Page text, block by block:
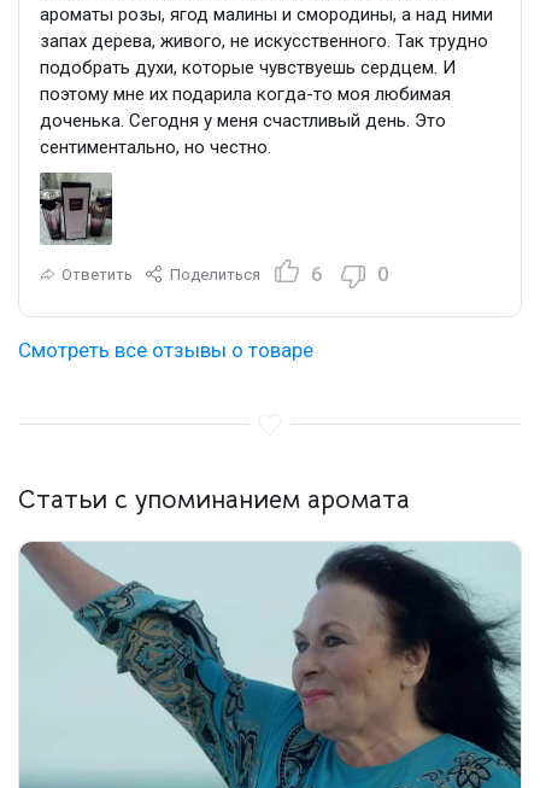
ароматы розы, ягод малины и смородины, а над ними
запах дерева, живого, не искусственного. Так трудно
подобрать духи, которые чувствуешь сердцем. И
поэтому мне их подарила когда-то моя любимая
доченька. Сегодня у меня счастливый день. Это
сентиментально, но честно.
Ответить Поделиться 6 0
Смотреть все отзывы о товаре
Статьи с упоминанием аромата